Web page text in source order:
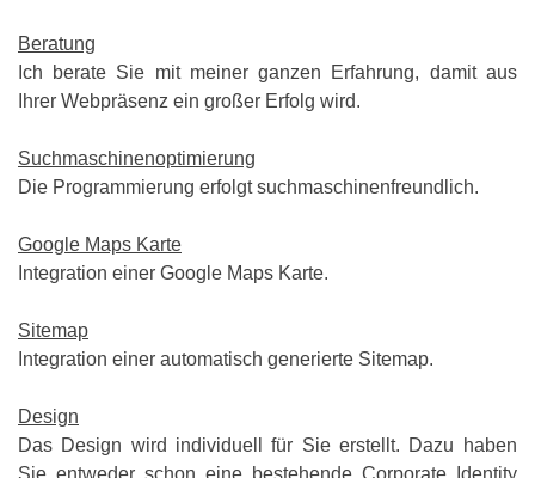
Beratung
Ich berate Sie mit meiner ganzen Erfahrung, damit aus
Ihrer Webpräsenz ein großer Erfolg wird.
Suchmaschinenoptimierung
Die Programmierung erfolgt suchmaschinenfreundlich.
Google Maps Karte
Integration einer Google Maps Karte.
Sitemap
Integration einer automatisch generierte Sitemap.
Design
Das Design wird individuell für Sie erstellt. Dazu haben
Sie entweder schon eine bestehende Corporate Identity